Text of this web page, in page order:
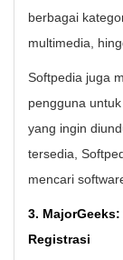
berbagai
multimedia,
Softpedia juga
pengguna
yang ingin
tersedia,
mencari
3.
Registrasi